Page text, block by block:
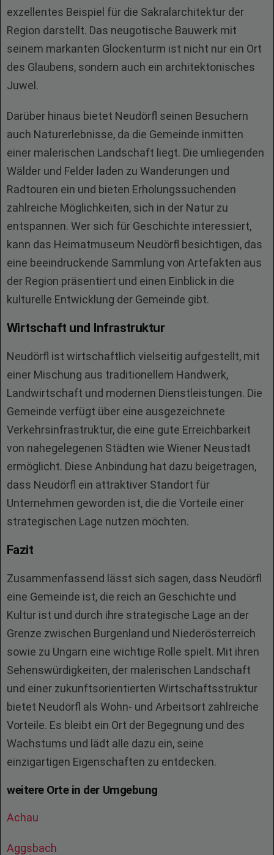
exzellentes Beispiel für die Sakralarchitektur der
Region darstellt. Das neugotische Bauwerk mit
seinem markanten Glockenturm ist nicht nur ein Ort
des Glaubens, sondern auch ein architektonisches
Juwel.
Darüber hinaus bietet Neudörfl seinen Besuchern
auch Naturerlebnisse, da die Gemeinde inmitten
einer malerischen Landschaft liegt. Die umliegenden
Wälder und Felder laden zu Wanderungen und
Radtouren ein und bieten Erholungssuchenden
zahlreiche Möglichkeiten, sich in der Natur zu
entspannen. Wer sich für Geschichte interessiert,
kann das Heimatmuseum Neudörfl besichtigen, das
eine beeindruckende Sammlung von Artefakten aus
der Region präsentiert und einen Einblick in die
kulturelle Entwicklung der Gemeinde gibt.
Wirtschaft und Infrastruktur
Neudörfl ist wirtschaftlich vielseitig aufgestellt, mit
einer Mischung aus traditionellem Handwerk,
Landwirtschaft und modernen Dienstleistungen. Die
Gemeinde verfügt über eine ausgezeichnete
Verkehrsinfrastruktur, die eine gute Erreichbarkeit
von nahegelegenen Städten wie Wiener Neustadt
ermöglicht. Diese Anbindung hat dazu beigetragen,
dass Neudörfl ein attraktiver Standort für
Unternehmen geworden ist, die die Vorteile einer
strategischen Lage nutzen möchten.
Fazit
Zusammenfassend lässt sich sagen, dass Neudörfl
eine Gemeinde ist, die reich an Geschichte und
Kultur ist und durch ihre strategische Lage an der
Grenze zwischen Burgenland und Niederösterreich
sowie zu Ungarn eine wichtige Rolle spielt. Mit ihren
Sehenswürdigkeiten, der malerischen Landschaft
und einer zukunftsorientierten Wirtschaftsstruktur
bietet Neudörfl als Wohn- und Arbeitsort zahlreiche
Vorteile. Es bleibt ein Ort der Begegnung und des
Wachstums und lädt alle dazu ein, seine
einzigartigen Eigenschaften zu entdecken.
weitere Orte in der Umgebung
Achau
Aggsbach